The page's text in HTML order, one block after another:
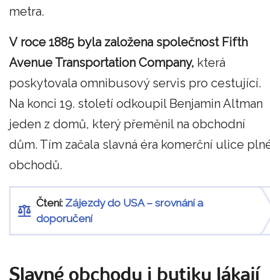
metra.
V roce 1885 byla založena společnost Fifth
Avenue Transportation Company, která
poskytovala omnibusový servis pro cestující.
Na konci 19. století odkoupil Benjamin Altman
jeden z domů, který přeměnil na obchodní
dům. Tím začala slavná éra komerční ulice
obchodů.
Čtení: Zájezdy do USA – srovnání a
doporučení
Slavné obchody i butiky lákají